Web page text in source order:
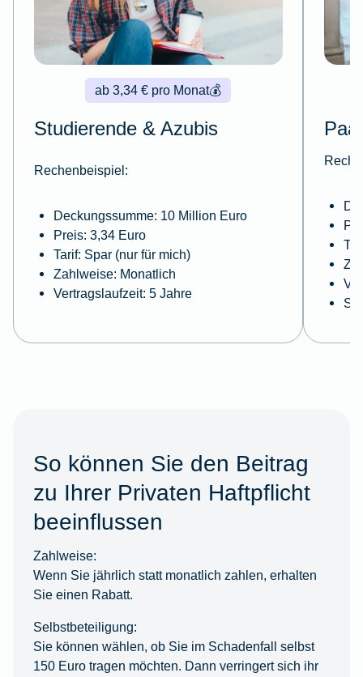
💰
ab 3,34 € pro Monat
Studierende & Azubis
Rechenbeispiel:
Deckungssumme: 10 Million Euro
Preis: 3,34 Euro
Tarif: Spar (nur für mich)
Zahlweise: Monatlich
Vertragslaufzeit: 5 Jahre
So können Sie den Beitrag
zu Ihrer Privaten Haftpflicht
beeinflussen
Zahlweise:
Wenn Sie jährlich statt monatlich zahlen, erhalten
Sie einen Rabatt.
Selbstbeteiligung:
Sie können wählen, ob Sie im Schadenfall selbst
150 Euro tragen möchten. Dann verringert sich ihr